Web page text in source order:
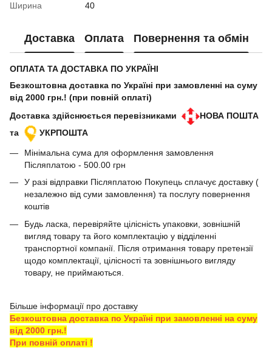
Ширина
40
Доставка Оплата Повернення та обмін
ОПЛАТА ТА ДОСТАВКА ПО УКРАЇНІ
Безкоштовна доставка по Україні при замовленні на суму
від 2000 грн.! (при повній оплаті)
Доставка здійснюється перевізниками
НОВА ПОШТА
та
УКРПОШТА
Мінімальна сума для оформлення замовлення
Післяплатою - 500.00 грн
У разі відправки Післяплатою Покупець сплачує доставку (
незалежно від суми замовлення) та послугу повернення
коштів
Будь ласка, перевіряйте цілісність упаковки, зовнішній
вигляд товару та його комплектацію у відділенні
транспортної компанії. Після отримання товару претензії
щодо комплектації, цілісності та зовнішнього вигляду
товару, не приймаються.
Більше інформації про доставку
Безкоштовна доставка по Україні при замовленні на суму
від 2000 грн.!
При повній оплаті !